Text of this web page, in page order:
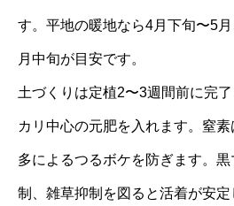
す。平地の暖地なら4月下旬〜5
月中旬が目安です。
土づくりは定植2〜3週間前に完
カリ中心の元肥を入れます。窒
多によるつるボケを防ぎます。
制、雑草抑制を図ると活着が安定